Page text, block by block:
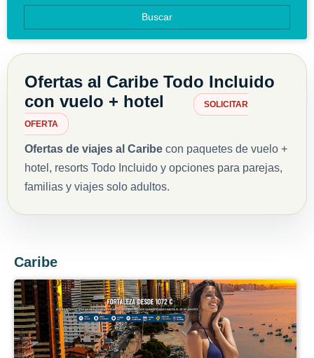
GUIAS DE VIAJES
Buscar
Ofertas al Caribe Todo Incluido
con vuelo + hotel
SOLICITAR
OFERTA
Ofertas de viajes al Caribe con paquetes de vuelo +
hotel , resorts Todo Incluido y opciones para parejas,
familias y viajes solo adultos.
Caribe